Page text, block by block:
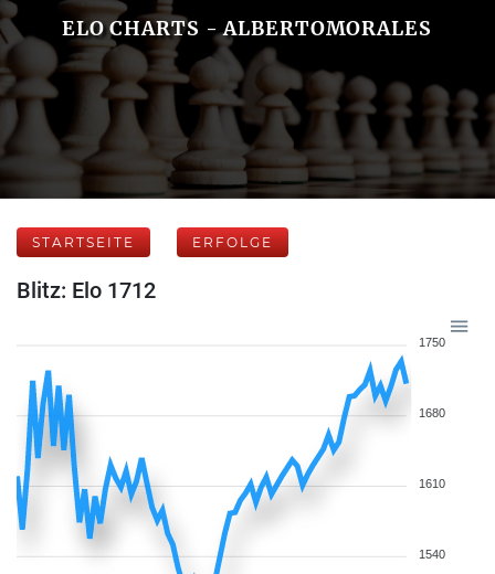
ELO CHARTS - ALBERTOMORALES
STARTSEITE ERFOLGE
Blitz: Elo 1712
1750
1680
1610
1540